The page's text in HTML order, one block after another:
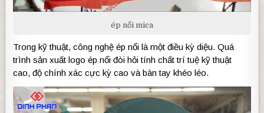
ép nổi mica
Trong kỹ thuật, công nghệ ép nổi là một điều kỳ diệu. Quá
trình sản xuất logo ép nổi đòi hỏi tính chất trí tuệ kỹ thuật
cao, độ chính xác cực kỳ cao và bàn tay khéo léo.